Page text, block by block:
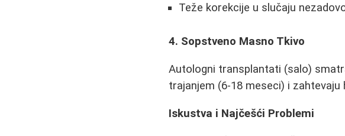
Teže korekcije u slučaju
4. Sopstveno Masno Tkivo
Autologni transplantati (salo)
trajanjem (6-18 meseci) i zahtevaju
Iskustva i Najčešći Problemi